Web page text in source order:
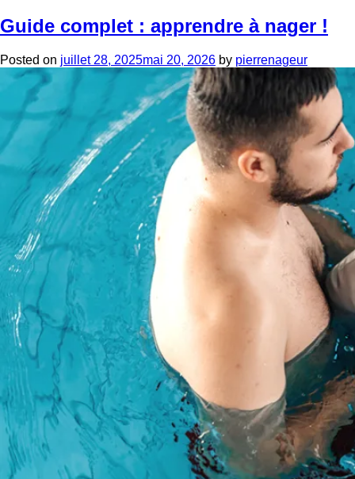
Guide complet : apprendre à nager !
Posted on juillet 28, 2025mai 20, 2026 by pierrenageur